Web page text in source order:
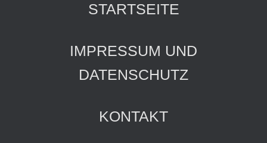
STARTSEITE
IMPRESSUM UND
DATENSCHUTZ
KONTAKT